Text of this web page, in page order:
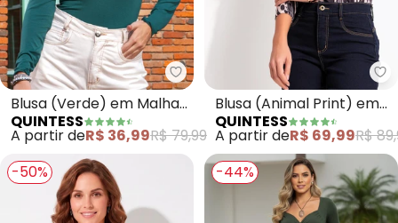
Quintess - Blusa (Verde) em
Blusa (Verde) em Malha
de Viscose
QUINTESS
A partir deR$ 36,99R$ 79,99
Blusa (Animal Print) em
Malha Fria
QUINTESS
A partir deR$ 69,99R$
-50%
-44%